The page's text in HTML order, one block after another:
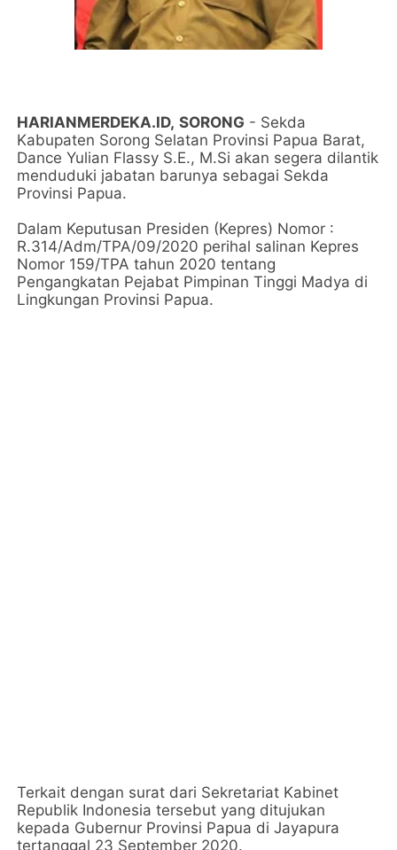
HARIANMERDEKA.ID, SORONG - Sekda
Kabupaten Sorong Selatan Provinsi Papua Barat,
Dance Yulian Flassy S.E., M.Si akan segera dilantik
menduduki jabatan barunya sebagai Sekda
Provinsi Papua.
Dalam Keputusan Presiden (Kepres) Nomor :
R.314/Adm/TPA/09/2020 perihal salinan Kepres
Nomor 159/TPA tahun 2020 tentang
Pengangkatan Pejabat Pimpinan Tinggi Madya di
Lingkungan Provinsi Papua.
Terkait dengan surat dari Sekretariat Kabinet
Republik Indonesia tersebut yang ditujukan
kepada Gubernur Provinsi Papua di Jayapura
tertanggal 23 September 2020.